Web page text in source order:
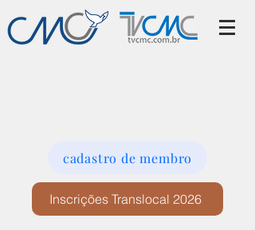
cadastro de membro
Inscrições Translocal 2026